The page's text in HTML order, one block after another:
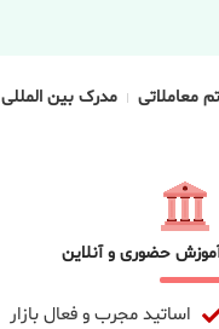
معاملاتی مدرک بین المللی
حضوری و آنلاین
اساتید مجرب و فعال بازار